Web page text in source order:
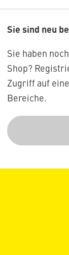
Sie sind neu
Sie haben
Shop?
Zugriff auf
Bereiche.